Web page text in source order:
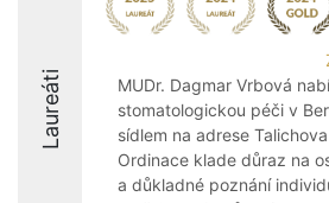
Laureáti
MUDr. Dagmar Vrbová
stomatologickou péči v
sídlem na adrese
Ordinace klade důraz na
a důkladné poznání